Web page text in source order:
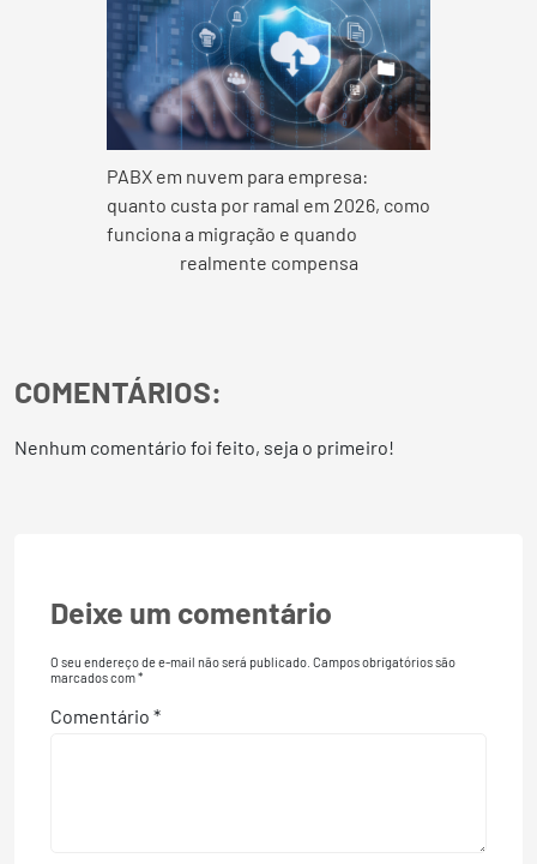
PABX em nuvem para empresa:
quanto custa por ramal em 2026, como
funciona a migração e quando
realmente compensa
COMENTÁRIOS:
Nenhum comentário foi feito, seja o primeiro!
Deixe um comentário
O seu endereço de e-mail não será publicado. Campos obrigatórios são
marcados com*
Comentário *